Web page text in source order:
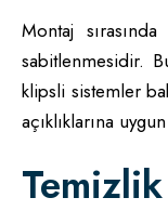
Montaj
sabitlenmesidir.
klipsli sistemler
açıklıklarına
Temizlik